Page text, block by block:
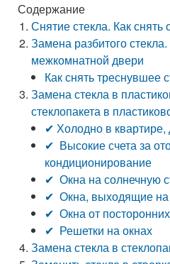
Содержание
Снятие стекла. Как снять
Замена разбитого
межкомнатной двери
Как снять треснувшее
Замена стекла в
стеклопакета в
✔ Холодно в
✔ Высокие счета за
кондиционирование
✔ Окна на солнечную
✔ Окна, выходящие
✔ Окна от
✔ Решетки на окнах
Замена стекла в